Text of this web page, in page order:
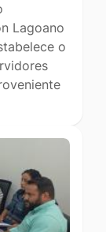
Lagoano
o